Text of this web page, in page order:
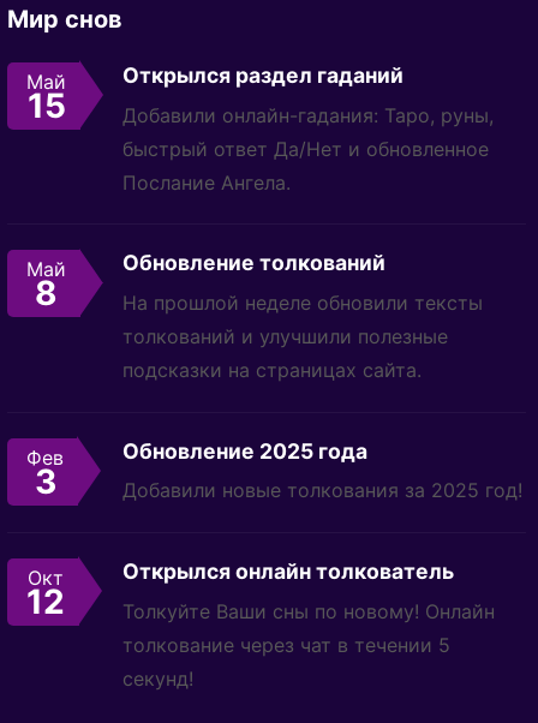
Мир снов
Май
15
Открылся раздел гаданий
Добавили онлайн-гадания: Таро, руны,
быстрый ответ Да/Нет и обновленное
Послание Ангела.
Май
8
Обновление толкований
На прошлой неделе обновили тексты
толкований и улучшили полезные
подсказки на страницах сайта.
Фев
3
Обновление 2025 года
Добавили новые толкования за 2025 год!
Окт
12
Открылся онлайн толкователь
Толкуйте Ваши сны по новому! Онлайн
толкование через чат в течении 5
секунд!